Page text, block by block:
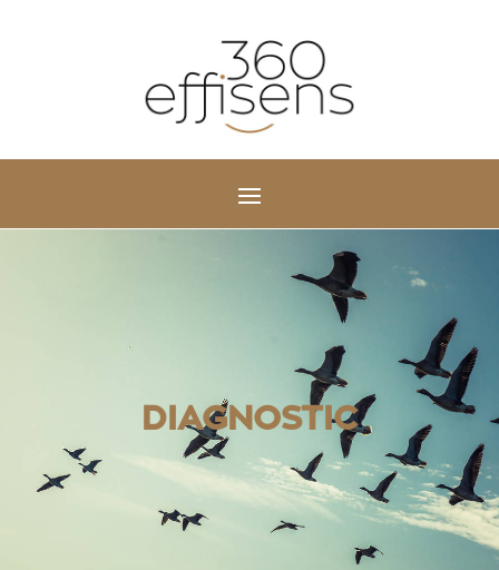
DIAGNOSTIC